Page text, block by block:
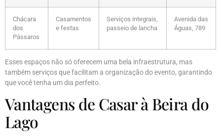
Chácara
dos
Pássaros
Casamentos
e festas
Serviços integrais,
passeio de lancha
Avenida das
Águas, 789
Esses espaços não só oferecem uma bela infraestrutura, mas
também serviços que facilitam a organização do evento, garantindo
que você tenha um dia perfeito.
Vantagens de Casar à Beira do
Lago